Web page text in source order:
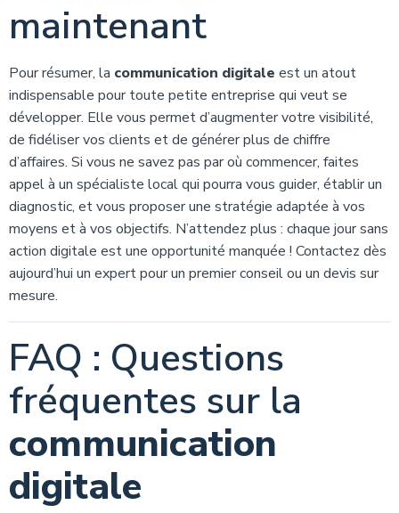
maintenant
Pour résumer, la communication digitale est un atout
indispensable pour toute petite entreprise qui veut se
développer. Elle vous permet d’augmenter votre visibilité,
de fidéliser vos clients et de générer plus de chiffre
d’affaires. Si vous ne savez pas par où commencer, faites
appel à un spécialiste local qui pourra vous guider, établir un
diagnostic, et vous proposer une stratégie adaptée à vos
moyens et à vos objectifs. N’attendez plus : chaque jour sans
action digitale est une opportunité manquée ! Contactez dès
aujourd’hui un expert pour un premier conseil ou un devis sur
mesure.
FAQ : Questions
fréquentes sur la
communication
digitale